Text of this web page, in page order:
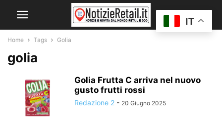
Home Tags Golia
golia
Golia Frutta C arriva nel nuovo
gusto frutti rossi
Redazione 2 - 20 Giugno 2025
IT